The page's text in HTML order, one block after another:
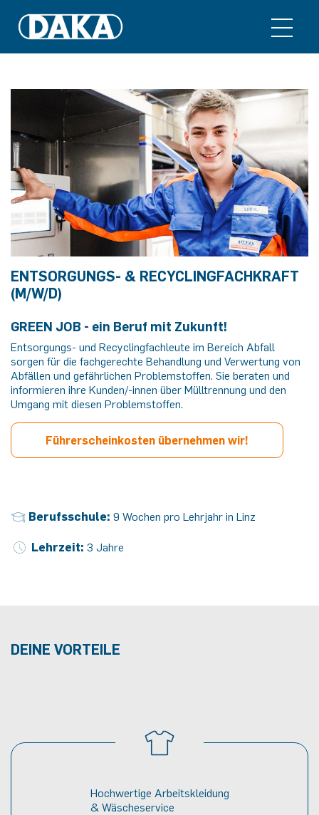
ENTSORGUNGS- & RECYCLINGFACHKRAFT
(M/W/D)
GREEN JOB - ein Beruf mit Zukunft!
Entsorgungs- und Recyclingfachleute im Bereich Abfall
sorgen für die fachgerechte Behandlung und Verwertung von
Abfällen und gefährlichen Problemstoffen. Sie beraten und
informieren ihre Kunden/-innen über Mülltrennung und den
Umgang mit diesen Problemstoffen.
Führerscheinkosten übernehmen wir!
Berufsschule: 9 Wochen pro Lehrjahr in Linz
Lehrzeit: 3 Jahre
DEINE VORTEILE
Hochwertige Arbeitskleidung
& Wäscheservice